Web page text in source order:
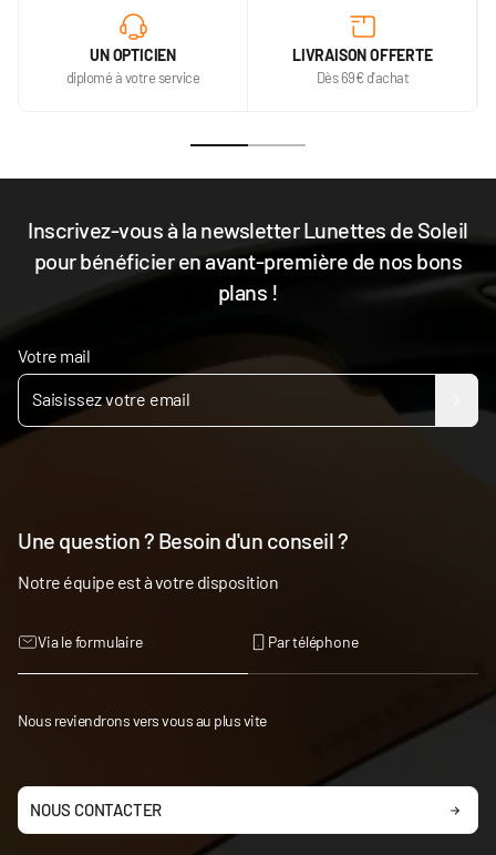
UN OPTICIEN
diplomé à votre service
LIVRAISON OFFERTE
Dès 69€ d'achat
Inscrivez-vous à la newsletter Lunettes de Soleil
pour bénéficier en avant-première de nos bons
plans !
Votre mail
Une question ? Besoin d'un conseil ?
Notre équipe est à votre disposition
Via le formulaire Par téléphone
Nous reviendrons vers vous au plus vite
NOUS CONTACTER